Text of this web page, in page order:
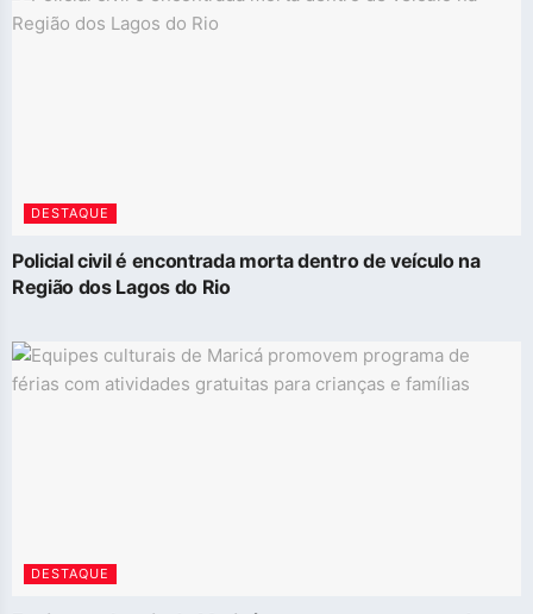
DESTAQUE
Policial civil é encontrada morta dentro de veículo na
Região dos Lagos do Rio
DESTAQUE